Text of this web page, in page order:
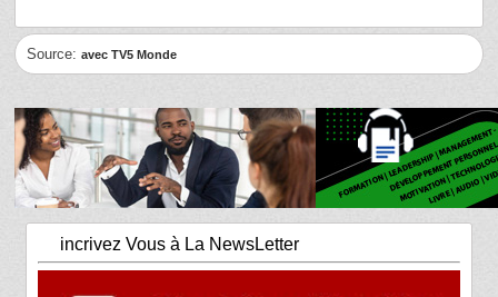
Source:avec TV5 Monde
incrivez Vous à La NewsLetter